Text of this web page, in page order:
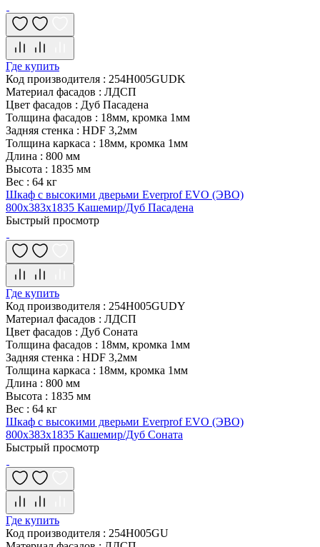
Где купить
Код производителя : 254H005GUDK
Материал фасадов : ЛДСП
Цвет фасадов : Дуб Пасадена
Толщина фасадов : 18мм, кромка 1мм
Задняя стенка : HDF 3,2мм
Толщина каркаса : 18мм, кромка 1мм
Длина : 800 мм
Высота : 1835 мм
Вес : 64 кг
Шкаф с высокими дверьми Everprof EVO (ЭВО)
800х383x1835 Кашемир/Дуб Пасадена
Быстрый просмотр
Где купить
Код производителя : 254H005GUDY
Материал фасадов : ЛДСП
Цвет фасадов : Дуб Соната
Толщина фасадов : 18мм, кромка 1мм
Задняя стенка : HDF 3,2мм
Толщина каркаса : 18мм, кромка 1мм
Длина : 800 мм
Высота : 1835 мм
Вес : 64 кг
Шкаф с высокими дверьми Everprof EVO (ЭВО)
800х383x1835 Кашемир/Дуб Соната
Быстрый просмотр
Где купить
Код производителя : 254H005GU